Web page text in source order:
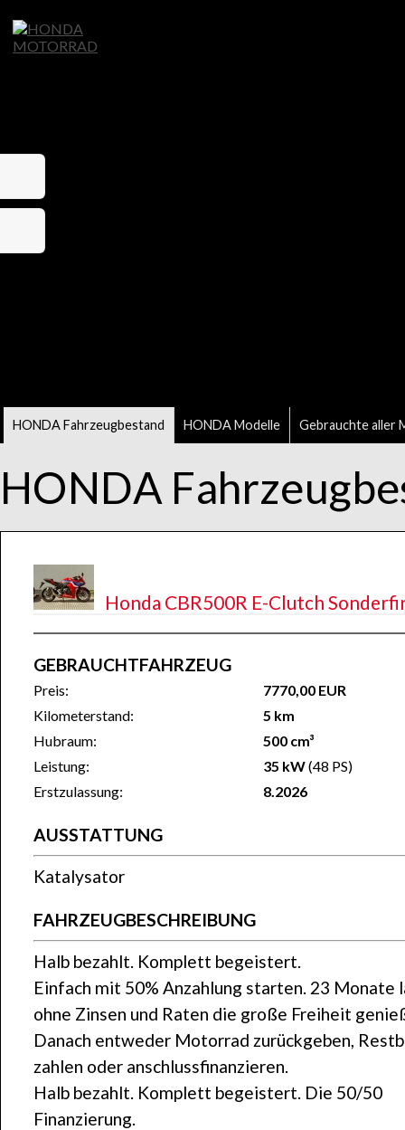
HONDA Fahrzeugbestand HONDA Modelle Gebrauchte aller
HONDA
Honda CBR500R E-Clutch
GEBRAUCHTFAHRZEUG
Preis:
7770,00 EUR
Kilometerstand:
5 km
Hubraum:
500 cm³
Leistung:
35 kW(48 PS)
Erstzulassung:
8.2026
AUSSTATTUNG
Katalysator
FAHRZEUGBESCHREIBUNG
Halb bezahlt. Komplett begeistert.
Einfach mit 50% Anzahlung starten. 23 Monate
ohne Zinsen und Raten die große Freiheit
Danach entweder Motorrad zurückgeben,
zahlen oder anschlussfinanzieren.
Halb bezahlt. Komplett begeistert. Die 50/50
Finanzierung.